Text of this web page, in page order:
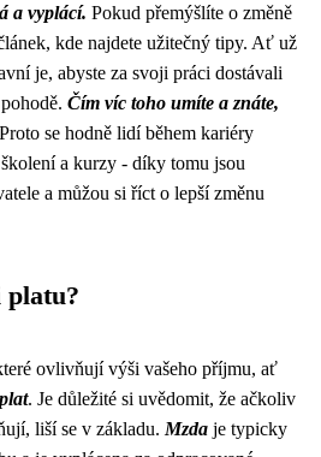
a vyplácí. Pokud přemýšlíte o změně
, kde najdete užitečný tipy. Ať už
je, abyste za svoji práci dostávali
Čím víc toho umíte a znáte,
Proto se hodně lidí během kariéry
a kurzy - díky tomu jsou
a můžou si říct o lepší změnu
platu?
ovlivňují výši vašeho příjmu, ať
plat. Je důležité si uvědomit, že ačkoliv
liší se v základu. Mzda je typicky